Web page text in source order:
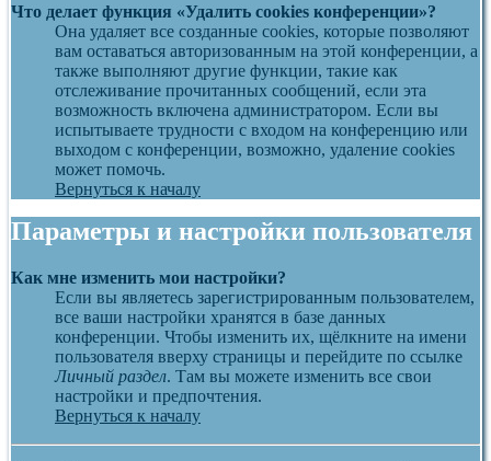
Что делает функция «Удалить cookies конференции»?
Она удаляет все созданные cookies, которые позволяют
вам оставаться авторизованным на этой конференции, а
также выполняют другие функции, такие как
отслеживание прочитанных сообщений, если эта
возможность включена администратором. Если вы
испытываете трудности с входом на конференцию или
выходом с конференции, возможно, удаление cookies
может помочь.
Вернуться к началу
Параметры и настройки пользователя
Как мне изменить мои настройки?
Если вы являетесь зарегистрированным пользователем,
все ваши настройки хранятся в базе данных
конференции. Чтобы изменить их, щёлкните на имени
пользователя вверху страницы и перейдите по ссылке
Личный раздел. Там вы можете изменить все свои
настройки и предпочтения.
Вернуться к началу